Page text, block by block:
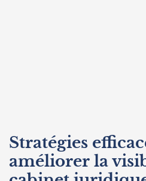
Stratégies
améliorer la